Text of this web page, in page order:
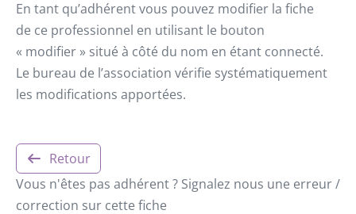
En tant qu’adhérent vous pouvez modifier la fiche
de ce professionnel en utilisant le bouton
« modifier » situé à côté du nom en étant connecté.
Le bureau de l’association vérifie systématiquement
les modifications apportées.
Retour
Vous n'êtes pas adhérent ? Signalez nous une erreur /
correction sur cette fiche